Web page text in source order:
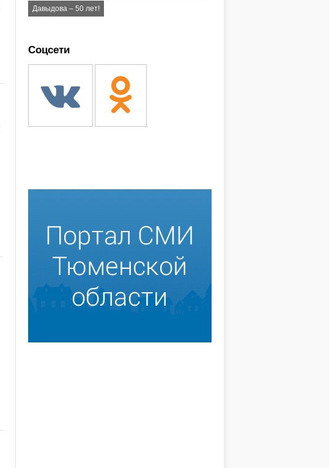
Давыдова – 50 лет!
Соцсети